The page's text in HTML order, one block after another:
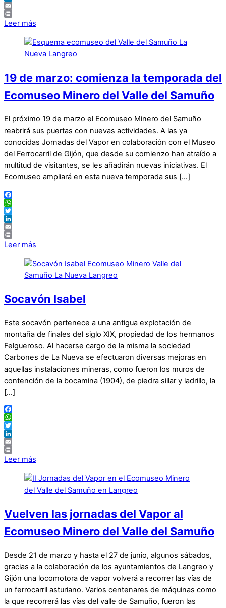
LinkedIn
Email
Print
Leer más
19 de marzo: comienza la temporada del
Ecomuseo Minero del Valle del Samuño
El próximo 19 de marzo el Ecomuseo Minero del Samuño
reabrirá sus puertas con nuevas actividades. A las ya
conocidas Jornadas del Vapor en colaboración con el Museo
del Ferrocarril de Gijón, que desde su comienzo han atraído a
multitud de visitantes, se les añadirán nuevas iniciativas. El
Ecomuseo ampliará en esta nueva temporada sus […]
Facebook
WhatsApp
Twitter
LinkedIn
Email
Print
Leer más
Socavón Isabel
Este socavón pertenece a una antigua explotación de
montaña de finales del siglo XIX, propiedad de los hermanos
Felgueroso. Al hacerse cargo de la misma la sociedad
Carbones de La Nueva se efectuaron diversas mejoras en
aquellas instalaciones mineras, como fueron los muros de
contención de la bocamina (1904), de piedra sillar y ladrillo, la
[…]
Facebook
WhatsApp
Twitter
LinkedIn
Email
Print
Leer más
Vuelven las jornadas del Vapor al
Ecomuseo Minero del Valle del Samuño
Desde 21 de marzo y hasta el 27 de junio, algunos sábados,
gracias a la colaboración de los ayuntamientos de Langreo y
Gijón una locomotora de vapor volverá a recorrer las vías de
un ferrocarril asturiano. Varios centenares de máquinas como
la que recorrerá las vías del valle de Samuño, fueron las